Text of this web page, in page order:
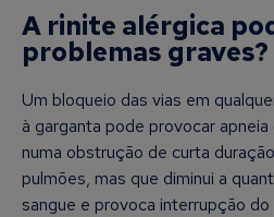
A rinite alérgica
problemas graves?
Um bloqueio das vias em
à garganta pode provocar
numa obstrução de curta
pulmões, mas que diminui a
sangue e provoca interrupção